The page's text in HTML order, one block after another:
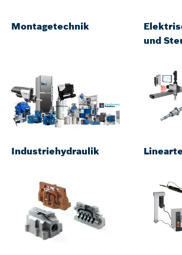
Montagetechnik
und
Industriehydraulik